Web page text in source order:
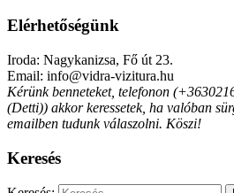
Elérhetőségünk
Iroda: Nagykanizsa, Fő út 23.
Email: info@vidra-vizitura.hu
Kérünk benneteket, telefonon
(Detti)) akkor keressetek, ha valóban
emailben tudunk válaszolni. Köszi!
Keresés